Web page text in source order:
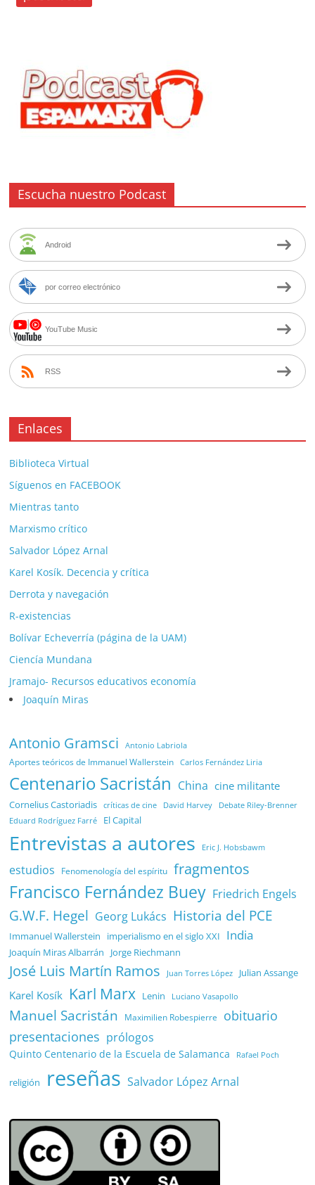
Escucha nuestro Podcast
Android
por correo electrónico
YouTube Music
RSS
Enlaces
Biblioteca Virtual
Síguenos en FACEBOOK
Mientras tanto
Marxismo crítico
Salvador López Arnal
Karel Kosík. Decencia y crítica
Derrota y navegación
R-existencias
Bolívar Echeverría (página de la UAM)
Ciencía Mundana
Jramajo- Recursos educativos economía
Joaquín Miras
Antonio Gramsci Antonio Labriola
Aportes teóricos de Immanuel Wallerstein Carlos Fernández Liria
Centenario Sacristán China cine militante
Cornelius Castoriadis críticas de cine David Harvey Debate Riley-Brenner
Eduard Rodríguez Farré El Capital
Entrevistas a autores Eric J. Hobsbawm
estudios Fenomenología del espíritu fragmentos
Francisco Fernández Buey Friedrich Engels
G.W.F. Hegel Georg Lukács Historia del PCE
Immanuel Wallerstein imperialismo en el siglo XXI India
Joaquín Miras Albarrán Jorge Riechmann
José Luis Martín Ramos Juan Torres López Julian Assange
Karel Kosík Karl Marx Lenin Luciano Vasapollo
Manuel Sacristán Maximilien Robespierre
obituario
presentaciones prólogos
Quinto Centenario de la Escuela de Salamanca Rafael Poch
religión reseñas Salvador López Arnal